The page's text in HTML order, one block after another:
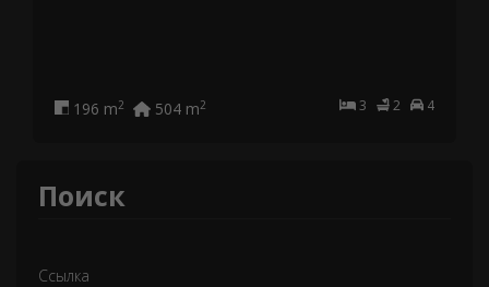
3 2 4
196 m2 504 m2
Поиск
Ссылка